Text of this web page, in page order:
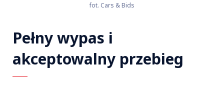
fot. Cars & Bids
Pełny wypas i
akceptowalny przebieg